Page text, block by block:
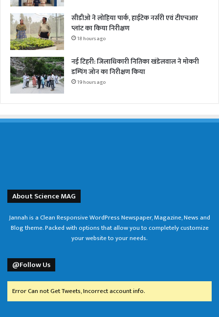
सीडीओ ने लोहिया पार्क, हाईटेक नर्सरी एवं टीएचआर
प्लांट का किया निरीक्षण
18 hours ago
नई टिहरी: जिलाधिकारी नितिका खंडेलवाल ने मोकरी
डम्पिंग जोन का निरीक्षण किया
19 hours ago
About Science MAG
Jannah is a Clean Responsive WordPress Newspaper, Magazine, News and
Blog theme. Packed with options that allow you to completely customize
your website to your needs.
@Follow Us
Error Can not Get Tweets, Incorrect account info.